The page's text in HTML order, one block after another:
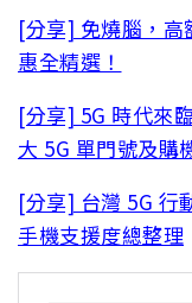
[分享] 免燒腦，高
惠全精選！
[分享] 5G 時代來
大 5G 單門號及購
[分享] 台灣 5G 行
手機支援度總整理